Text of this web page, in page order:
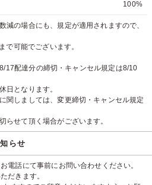
100%
の場合にも、規定が適用されますので、
可能でございます。
17配達分の締切・キャンセル規定は8/10
日となります。
関しましては、変更締切・キャンセル規定
せて頂く場合がございます。
らせ
電話にて事前にお問い合わせください。
だきます。